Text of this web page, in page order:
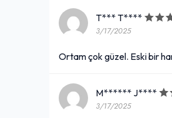
T*** T****
3/17/2025
Ortam çok güzel. Eski bir
M****** J****
3/17/2025